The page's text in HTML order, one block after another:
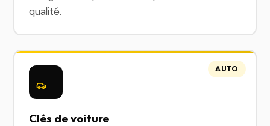
qualité.
Clés de voiture
AUTO